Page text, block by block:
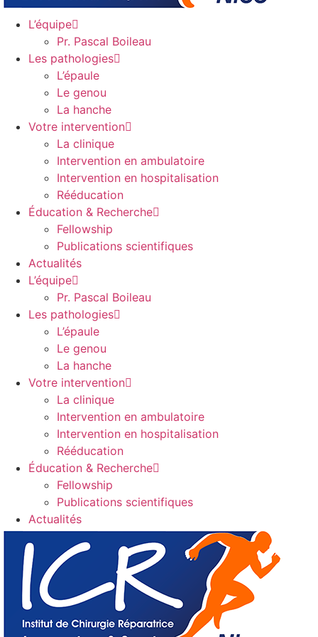
L’équipe
Pr. Pascal Boileau
Les pathologies
L’épaule
Le genou
La hanche
Votre intervention
La clinique
Intervention en ambulatoire
Intervention en hospitalisation
Rééducation
Éducation & Recherche
Fellowship
Publications scientifiques
Actualités
L’équipe
Pr. Pascal Boileau
Les pathologies
L’épaule
Le genou
La hanche
Votre intervention
La clinique
Intervention en ambulatoire
Intervention en hospitalisation
Rééducation
Éducation & Recherche
Fellowship
Publications scientifiques
Actualités